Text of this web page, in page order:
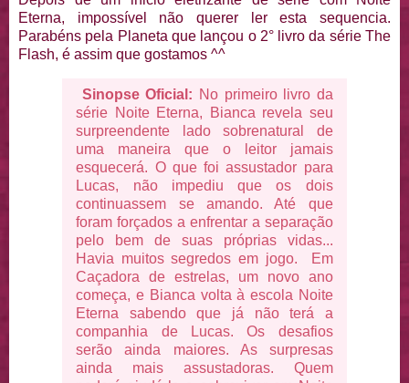
Eterna, impossível não querer ler esta sequencia.
Parabéns pela Planeta que lançou o 2° livro da série The
Flash, é assim que gostamos ^^
Sinopse Oficial: No primeiro livro da
série Noite Eterna, Bianca revela seu
surpreendente lado sobrenatural de
uma maneira que o leitor jamais
esquecerá. O que foi assustador para
Lucas, não impediu que os dois
continuassem se amando. Até que
foram forçados a enfrentar a separação
pelo bem de suas próprias vidas...
Havia muitos segredos em jogo. Em
Caçadora de estrelas, um novo ano
começa, e Bianca volta à escola Noite
Eterna sabendo que já não terá a
companhia de Lucas. Os desafios
serão ainda maiores. As surpresas
ainda mais assustadoras. Quem